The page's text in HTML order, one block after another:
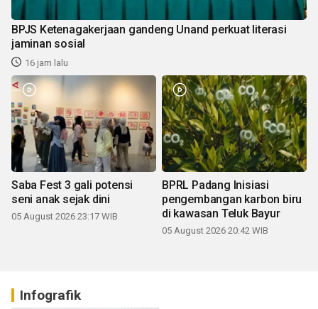
BPJS Ketenagakerjaan gandeng Unand perkuat literasi
jaminan sosial
16 jam lalu
Saba Fest 3 gali potensi
seni anak sejak dini
05 August 2026 23:17 WIB
BPRL Padang Inisiasi
pengembangan karbon biru
di kawasan Teluk Bayur
05 August 2026 20:42 WIB
Infografik